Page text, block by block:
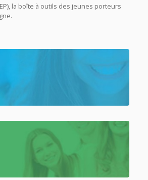
la boîte à outils des jeunes porteurs